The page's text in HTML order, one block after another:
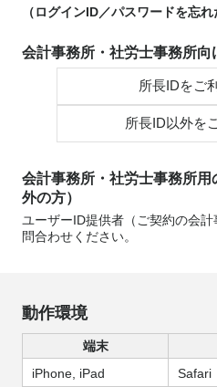
（ログインID／パスワードを忘れ
会計事務所・社労士事務所向
所長IDをご
所長ID以外を
会計事務所・社労士事務所
外の方）
ユーザーID提供者（ご契約の会
問合わせください。
動作環境
端末
iPhone, iPad
Safari